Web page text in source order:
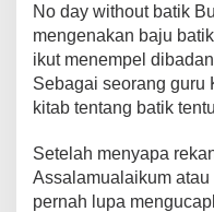
No day without batik
mengenakan baju
ikut menempel
Sebagai seorang guru
kitab tentang batik
Setelah menyapa
Assalamualaikum
pernah lupa